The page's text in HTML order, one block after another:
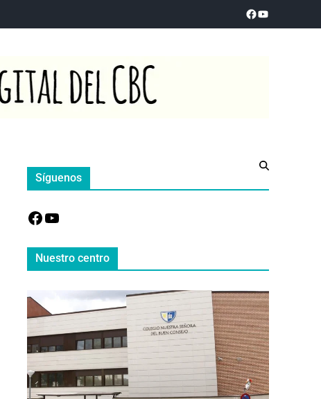
Síguenos
Nuestro centro